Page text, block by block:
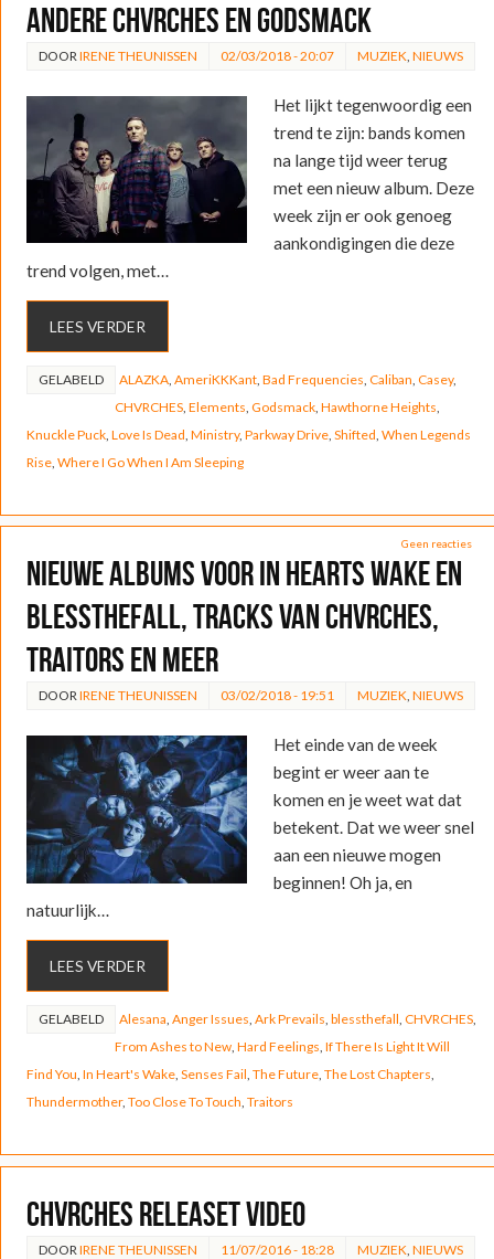
andere CHVRCHES en Godsmack
DOOR IRENE THEUNISSEN 02/03/2018 - 20:07 MUZIEK NIEUWS
Het lijkt tegenwoordig een
trend te zijn: bands komen
na lange tijd weer terug
met een nieuw album. Deze
week zijn er ook genoeg
aankondigingen die deze
trend volgen, met…
LEES VERDER
GELABELD ALAZKA, AmeriKKKant, Bad Frequencies Caliban Casey,
CHVRCHES, Elements Godsmack, Hawthorne Heights
Knuckle Puck, Love Is Dead Ministry, Parkway Drive, Shifted When Legends
Rise, Where I Go When I Am Sleeping
Geen reacties
Nieuwe albums voor In Hearts Wake en
blessthefall, tracks van CHVRCHES,
Traitors en meer
DOOR IRENE THEUNISSEN 03/02/2018 - 19:51 MUZIEK NIEUWS
Het einde van de week
begint er weer aan te
komen en je weet wat dat
betekent. Dat we weer snel
aan een nieuwe mogen
beginnen! Oh ja, en
natuurlijk…
LEES VERDER
GELABELD Alesana Anger Issues Ark Prevails blessthefall CHVRCHES,
From Ashes to New, Hard Feelings If There Is Light It Will
Find You In Heart's Wake, Senses Fail The Future, The Lost Chapters
Thundermother, Too Close To Touch Traitors
CHVRCHES releaset video
DOOR IRENE THEUNISSEN 11/07/2016 - 18:28 MUZIEK NIEUWS